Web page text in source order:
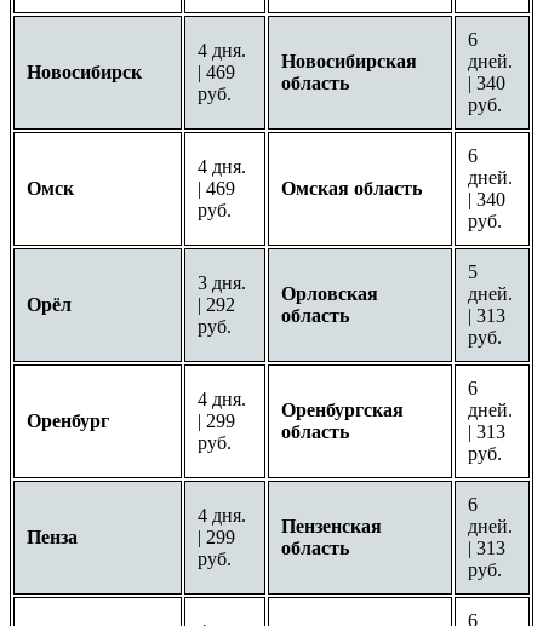
Новосибирск
4 дня.
| 469
руб.
Новосибирская
область
6
дней.
| 340
руб.
Омск
4 дня.
| 469
руб.
Омская область
6
дней.
| 340
руб.
Орёл
3 дня.
| 292
руб.
Орловская
область
5
дней.
| 313
руб.
Оренбург
4 дня.
| 299
руб.
Оренбургская
область
6
дней.
| 313
руб.
Пенза
4 дня.
| 299
руб.
Пензенская
область
6
дней.
| 313
руб.
6